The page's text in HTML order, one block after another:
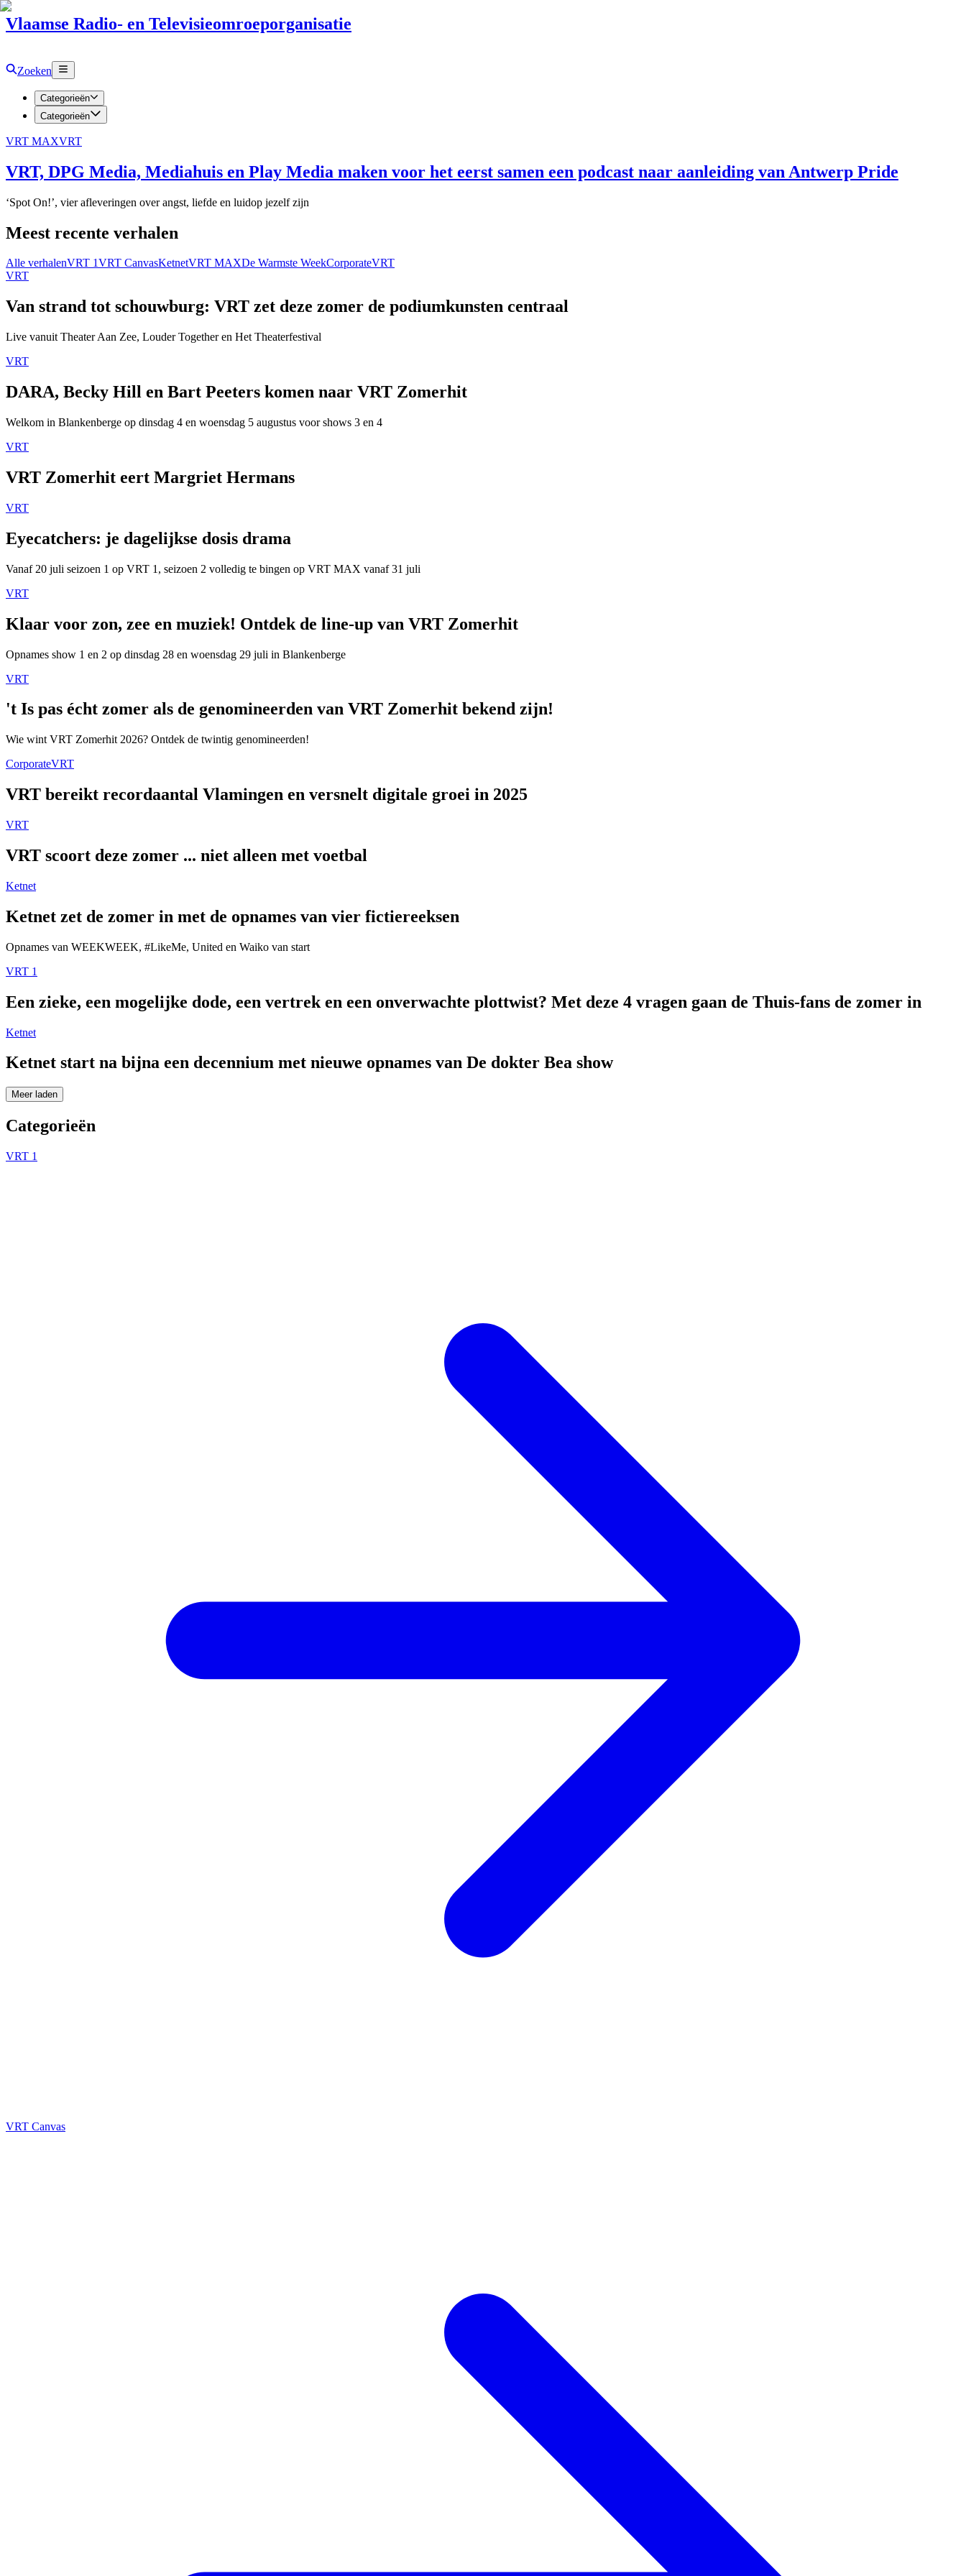
Vlaamse Radio- en Televisieomroeporganisatie
Zoeken
Categorieën
Categorieën
VRT MAXVRT
VRT, DPG Media, Mediahuis en Play Media maken voor het eerst samen een podcast naar aanleiding van Antwerp Pride
‘Spot On!’, vier afleveringen over angst, liefde en luidop jezelf zijn
Meest recente verhalen
Alle verhalenVRT 1VRT CanvasKetnetVRT MAXDe Warmste WeekCorporateVRT
VRT
Van strand tot schouwburg: VRT zet deze zomer de podiumkunsten centraal
Live vanuit Theater Aan Zee, Louder Together en Het Theaterfestival
VRT
DARA, Becky Hill en Bart Peeters komen naar VRT Zomerhit
Welkom in Blankenberge op dinsdag 4 en woensdag 5 augustus voor shows 3 en 4
VRT
VRT Zomerhit eert Margriet Hermans
VRT
Eyecatchers: je dagelijkse dosis drama
Vanaf 20 juli seizoen 1 op VRT 1, seizoen 2 volledig te bingen op VRT MAX vanaf 31 juli
VRT
Klaar voor zon, zee en muziek! Ontdek de line-up van VRT Zomerhit
Opnames show 1 en 2 op dinsdag 28 en woensdag 29 juli in Blankenberge
VRT
't Is pas écht zomer als de genomineerden van VRT Zomerhit bekend zijn!
Wie wint VRT Zomerhit 2026? Ontdek de twintig genomineerden!
CorporateVRT
VRT bereikt recordaantal Vlamingen en versnelt digitale groei in 2025
VRT
VRT scoort deze zomer ... niet alleen met voetbal
Ketnet
Ketnet zet de zomer in met de opnames van vier fictiereeksen
Opnames van WEEKWEEK, #LikeMe, United en Waiko van start
VRT 1
Een zieke, een mogelijke dode, een vertrek en een onverwachte plottwist? Met deze 4 vragen gaan de Thuis-fans de zomer in
Ketnet
Ketnet start na bijna een decennium met nieuwe opnames van De dokter Bea show
Meer laden
Categorieën
VRT 1
VRT Canvas